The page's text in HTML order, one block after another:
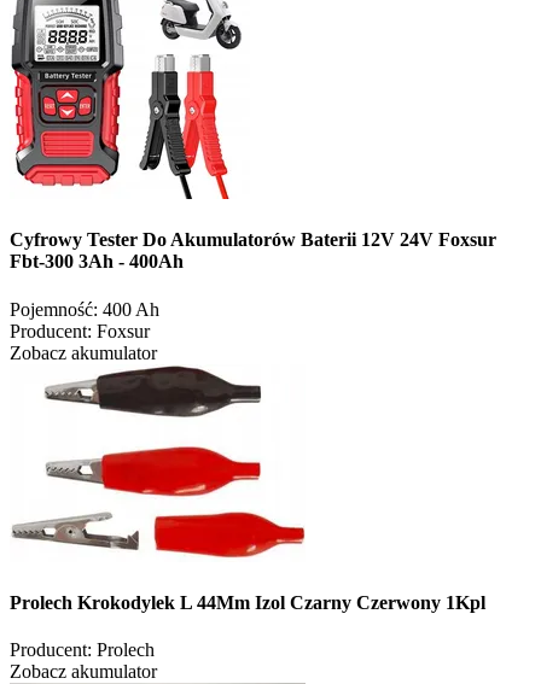
Cyfrowy Tester Do Akumulatorów Baterii 12V 24V Foxsur
Fbt-300 3Ah - 400Ah
Pojemność: 400 Ah
Producent: Foxsur
Zobacz akumulator
Prolech Krokodylek L 44Mm Izol Czarny Czerwony 1Kpl
Producent: Prolech
Zobacz akumulator